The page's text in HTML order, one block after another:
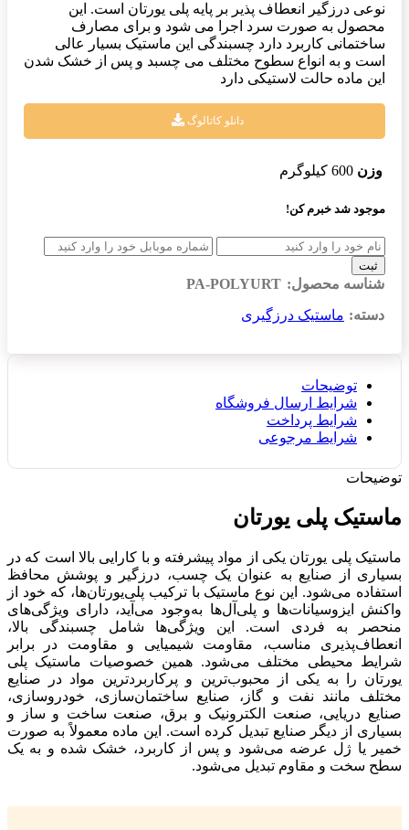
نوعی درزگیر انعطاف پذیر بر پایه پلی یورتان است. این
محصول به صورت سرد اجرا می شود و برای مصارف
ساختمانی کاربرد دارد چسبندگی این ماستیک بسیار عالی
است و به انواع سطوح مختلف می چسبد و پس از خشک شدن
این ماده حالت لاستیکی دارد
دانلو کاتالوگ
وزن 600 کیلوگرم
موجود شد خبرم کن!
ثبت
شناسه محصول: PA-POLYURT
دسته: ماستیک درزگیری
توضیحات
شرایط ارسال فروشگاه
شرایط پرداخت
شرایط مرجوعی
توضیحات
ماستیک پلی یورتان
ماستیک پلی یورتان یکی از مواد پیشرفته و با کارایی بالا است که در
بسیاری از صنایع به عنوان یک چسب، درزگیر و پوشش محافظ
استفاده می‌شود. این نوع ماستیک با ترکیب پلی‌یورتان‌ها، که خود از
واکنش ایزوسیانات‌ها و پلی‌آل‌ها به‌وجود می‌آید، دارای ویژگی‌های
منحصر به فردی است. این ویژگی‌ها شامل چسبندگی بالا،
انعطاف‌پذیری مناسب، مقاومت شیمیایی و مقاومت در برابر
شرایط محیطی مختلف می‌شود. همین خصوصیات ماستیک پلی
یورتان را به یکی از محبوب‌ترین و پرکاربردترین مواد در صنایع
مختلف مانند نفت و گاز، صنایع ساختمان‌سازی، خودروسازی،
صنایع دریایی، صنعت الکترونیک و برق، صنعت ساخت و ساز و
بسیاری از دیگر صنایع تبدیل کرده است. این ماده معمولاً به صورت
خمیر یا ژل عرضه می‌شود و پس از کاربرد، خشک شده و به یک
سطح سخت و مقاوم تبدیل می‌شود.